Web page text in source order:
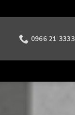
0966 21 3333